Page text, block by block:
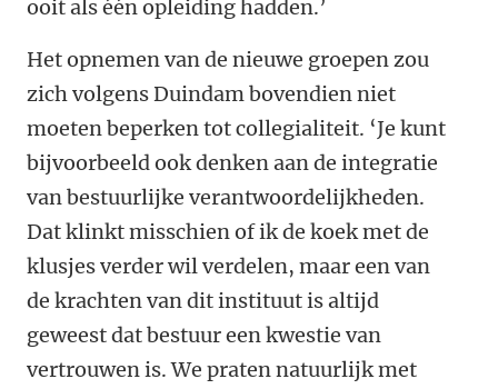
ooit als één opleiding hadden.’
Het opnemen van de nieuwe groepen zou
zich volgens Duindam bovendien niet
moeten beperken tot collegialiteit. ‘Je kunt
bijvoorbeeld ook denken aan de integratie
van bestuurlijke verantwoordelijkheden.
Dat klinkt misschien of ik de koek met de
klusjes verder wil verdelen, maar een van
de krachten van dit instituut is altijd
geweest dat bestuur een kwestie van
vertrouwen is. We praten natuurlijk met